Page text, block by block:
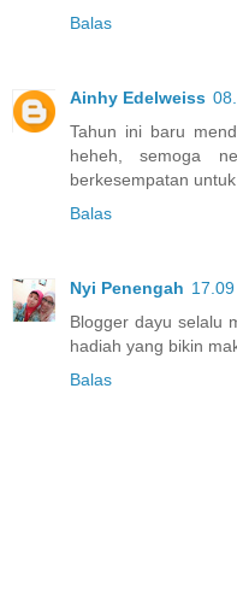
Balas
Ainhy Edelweiss
Tahun ini baru
heheh, semoga
berkesempatan
Balas
Nyi Penengah 17.09
Blogger dayu selalu
hadiah yang bikin
Balas